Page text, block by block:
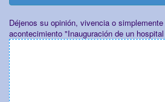
Déjenos su opinión, vivencia o
acontecimiento "Inauguración de un